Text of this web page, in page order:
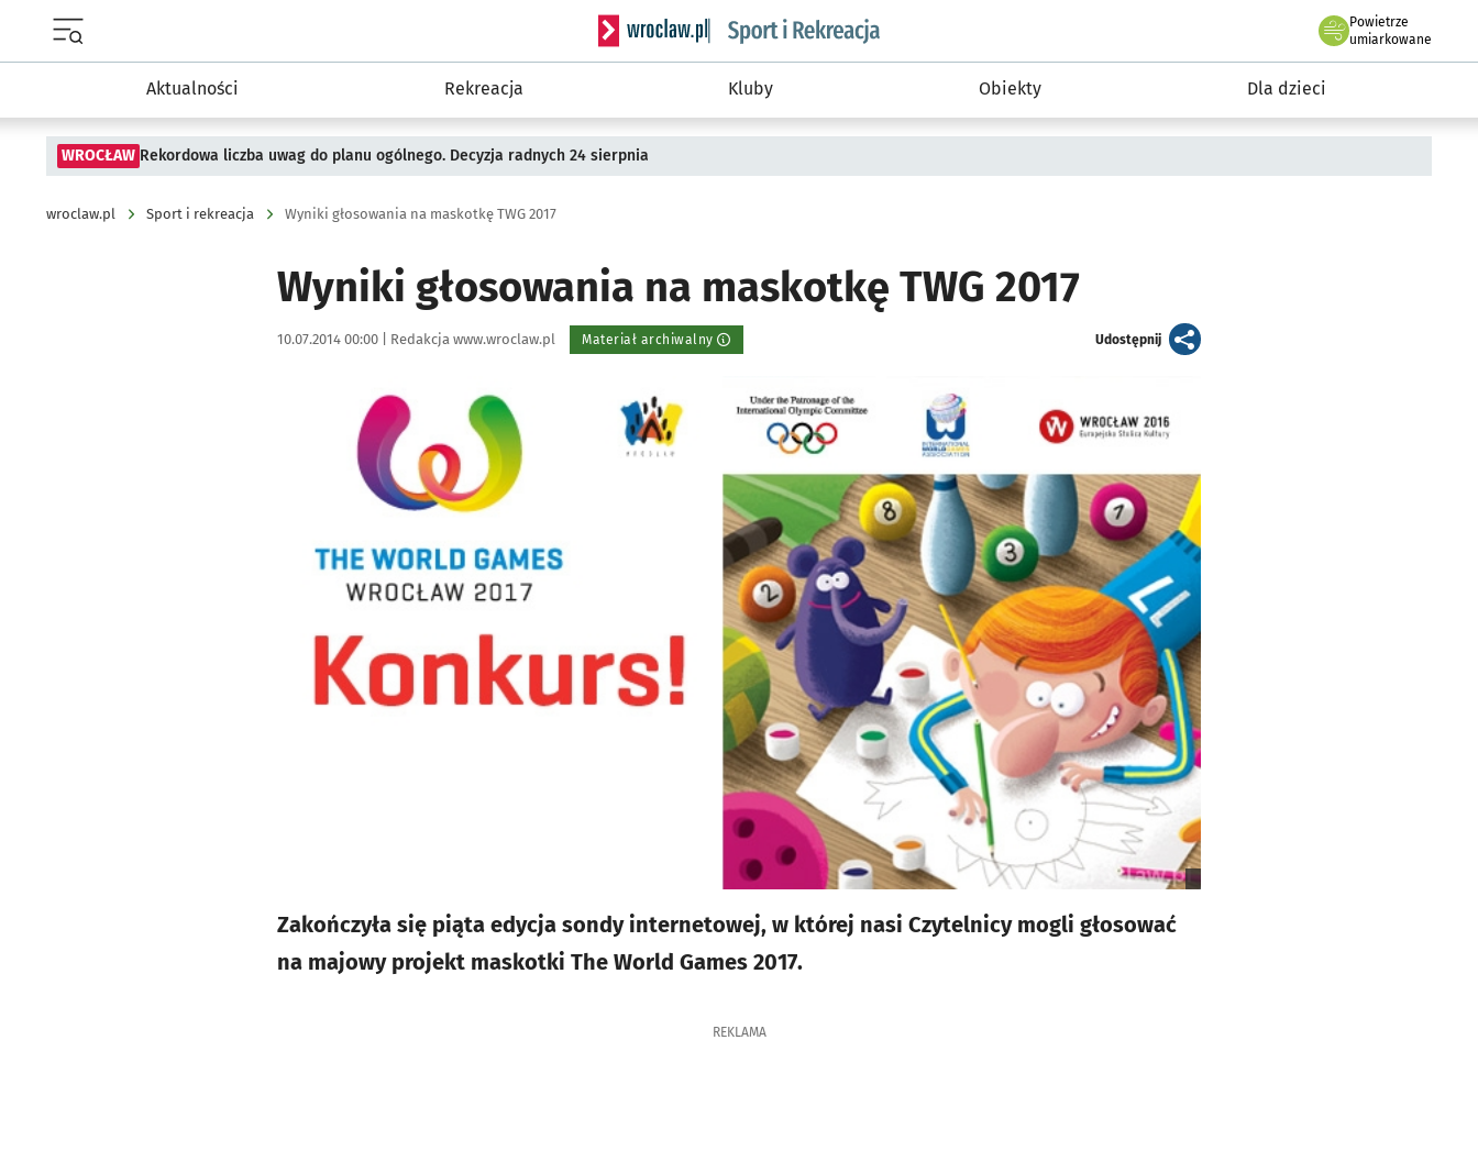
Serwis informacyjny wroclaw.pl podserwis: Sport i rekreacja
Powietrze
we Wrocławiu
umiarkowane
Aktualności Rekreacja Kluby Obiekty Dla dzieci
WROCŁAW Rekordowa liczba uwag do planu ogólnego. Decyzja radnych 24 sierpnia
wroclaw.pl Sport i rekreacja Wyniki głosowania na maskotkę TWG 2017
Wyniki głosowania na maskotkę TWG 2017
Data publikacji:
10.07.2014 00:00 | Autor:
Redakcja www.wroclaw.pl Materiał archiwalny Udostępnijartykuł
Zakończyła się piąta edycja sondy internetowej, w której nasi Czytelnicy mogli głosować
na majowy projekt maskotki The World Games 2017.
REKLAMA